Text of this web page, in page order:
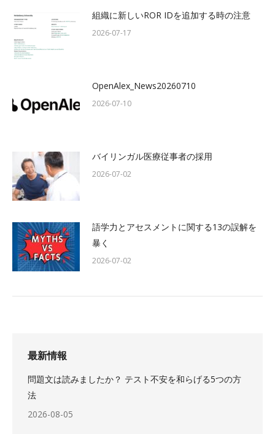
組織に新しいROR IDを追加する時の注意
2026-07-17
OpenAlex_News20260710
2026-07-10
バイリンガル医療従事者の採用
2026-07-02
語学力とアセスメントに関する13の誤解を
暴く
2026-07-02
最新情報
問題文は読みましたか？ テスト不安を和らげる5つの方
法
2026-08-05